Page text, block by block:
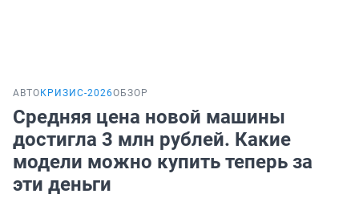
АВТО КРИЗИС-2026ОБЗОР
Средняя цена новой машины
достигла 3 млн рублей. Какие
модели можно купить теперь за
эти деньги